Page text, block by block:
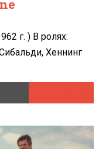
г. ) В ролях:
Хеннинг